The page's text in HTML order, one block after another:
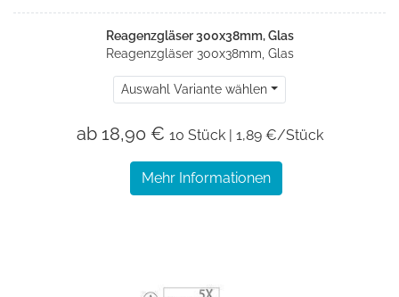
Reagenzgläser 300x38mm, Glas
Reagenzgläser 300x38mm, Glas
Auswahl Variante wählen
ab 18,90 € 10 Stück | 1,89 €/Stück
Mehr Informationen